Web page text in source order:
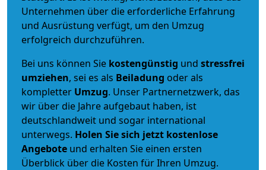
Unternehmen über die erforderliche Erfahrung
und Ausrüstung verfügt, um den Umzug
erfolgreich durchzuführen.
Bei uns können Sie kostengünstig und stressfrei
umziehen, sei es als Beiladung oder als
kompletter Umzug. Unser Partnernetzwerk, das
wir über die Jahre aufgebaut haben, ist
deutschlandweit und sogar international
unterwegs. Holen Sie sich jetzt kostenlose
Angebote und erhalten Sie einen ersten
Überblick über die Kosten für Ihren Umzug.